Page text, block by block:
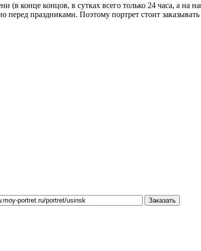
(в конце концов, в сутках всего только 24 часа, а
перед праздниками. Поэтому портрет стоит